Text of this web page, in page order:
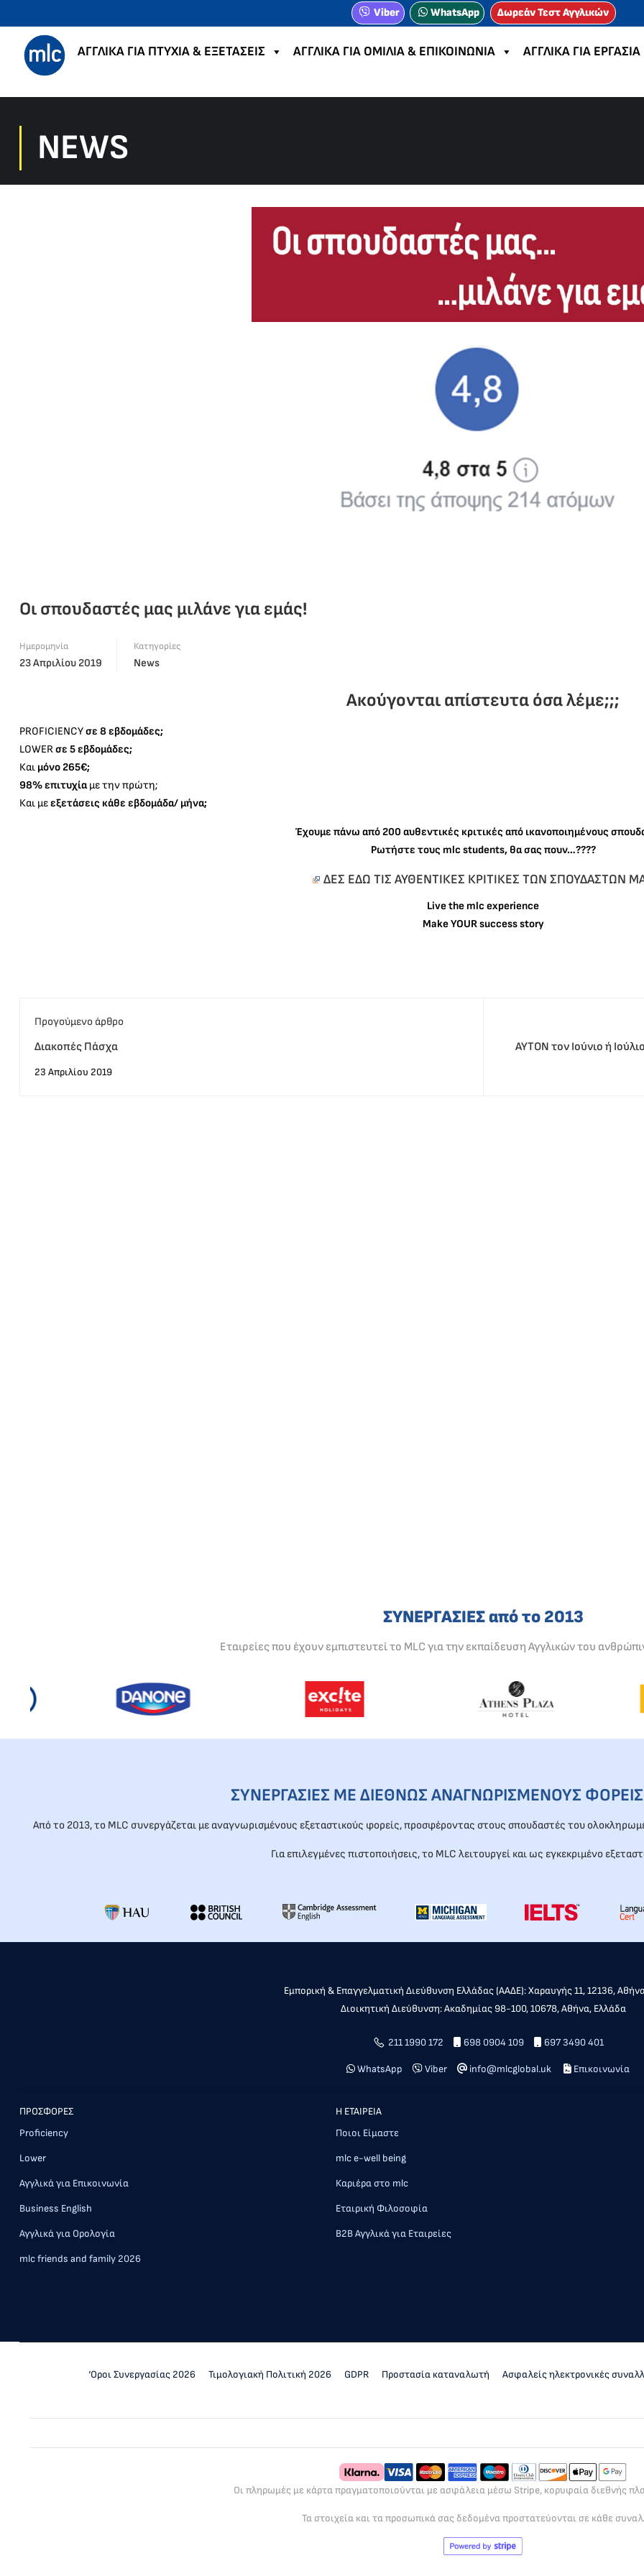
Viber WhatsApp Δωρεάν Τεστ Αγγλικών
ΑΓΓΛΙΚΑ ΓΙΑ ΠΤΥΧΙΑ & ΕΞΕΤΑΣΕΙΣ ΑΓΓΛΙΚΑ ΓΙΑ ΟΜΙΛΙΑ & ΕΠΙΚΟΙΝΩΝΙΑ ΑΓΓΛΙΚΑ ΓΙΑ ΕΡΓΑΣΙΑ
NEWS
Οι σπουδαστές μας μιλάνε για εμάς!
Ημερομηνία
23 Απριλίου 2019
Κατηγορίες
News
Ακούγονται απίστευτα όσα λέμε;;;
PROFICIENCYσε 8 εβδομάδες;
LOWERσε 5 εβδομάδες;
Και μόνο 265€;
98% επιτυχίαμε την πρώτη;
Και μεεξετάσεις κάθε εβδομάδα/ μήνα;
Έχουμε πάνω από 200 αυθεντικές κριτικές από ικανοποιημένους
Ρωτήστε τους mlc students, θα σας πουν…????
ΔΕΣ ΕΔΩ ΤΙΣ ΑΥΘΕΝΤΙΚΕΣ ΚΡΙΤΙΚΕΣ ΤΩΝ ΣΠΟΥΔΑΣΤΩΝ
Live the mlc experience
Make YOUR success story
Προγούμενο άρθρο
Διακοπές Πάσχα
23 Απριλίου 2019
ΑΥΤΟΝ τον Ιούνιο ή
ΣΥΝΕΡΓΑΣΙΕΣ από το 2013
Εταιρείες που έχουν εμπιστευτεί το MLC για την εκπαίδευση Αγγλικών του
ΣΥΝΕΡΓΑΣΙΕΣ ΜΕ ΔΙΕΘΝΩΣ ΑΝΑΓΝΩΡΙΣΜΕΝΟΥΣ
Από το 2013, το MLC συνεργάζεται με αναγνωρισμένους εξεταστικούς φορείς, προσφέροντας στους σπουδαστές του
Για επιλεγμένες πιστοποιήσεις, το MLC λειτουργεί και ως εγκεκριμένο
Εμπορική & Επαγγελματική Διεύθυνση Ελλάδας (ΑΑΔΕ): Χαραυγής 11, 12136,
Διοικητική Διεύθυνση: Ακαδημίας 98-100, 10678, Αθήνα, Ελλάδα
211 1990 172 698 0904 109 697 3490 401
WhatsApp Viber info@mlcglobal.uk Επικοινωνία
ΠΡΟΣΦΟΡΕΣ
Proficiency
Lower
Αγγλικά για Επικοινωνία
Business English
Αγγλικά για Ορολογία
mlc friends and family 2026
Η ΕΤΑΙΡΕΙΑ
Ποιοι Είμαστε
mlc e-well being
Καριέρα στο mlc
Εταιρική Φιλοσοφία
Β2Β Αγγλικά για Εταιρείες
‘Οροι Συνεργασίας 2026 Τιμολογιακή Πολιτική 2026 GDPR Προστασία καταναλωτή Ασφαλείς ηλεκτρονικές
Οι πληρωμές με κάρτα πραγματοποιούνται με ασφάλεια μέσω Stripe, κορυφαία διεθνής
Τα στοιχεία και τα προσωπικά σας δεδομένα προστατεύονται σε κάθε